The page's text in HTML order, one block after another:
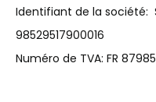
Identifiant de la société:
98529517900016
Numéro de TVA: FR